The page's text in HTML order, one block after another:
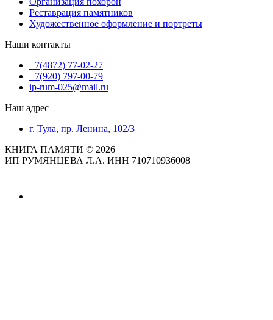
Реставрация памятников
Художественное оформление и портреты
Наши контакты
+7(4872) 77-02-27
+7(920) 797-00-79
ip-rum-025@mail.ru
Наш адрес
г. Тула, пр. Ленина, 102/3
КНИГА ПАМЯТИ © 2026
ИП РУМЯНЦЕВА Л.А. ИНН 710710936008